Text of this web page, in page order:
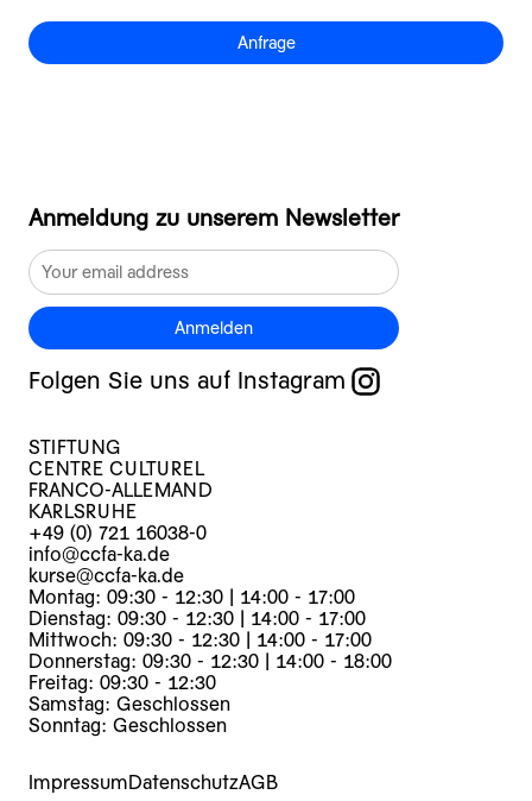
Anfrage
Anmeldung zu unserem Newsletter
Anmelden
Folgen Sie uns auf Instagram
STIFTUNG
CENTRE CULTUREL
FRANCO-ALLEMAND
KARLSRUHE
+49 (0) 721 16038-0
info@ccfa-ka.de
kurse@ccfa-ka.de
Montag: 09:30 - 12:30 | 14:00 - 17:00
Dienstag: 09:30 - 12:30 | 14:00 - 17:00
Mittwoch: 09:30 - 12:30 | 14:00 - 17:00
Donnerstag: 09:30 - 12:30 | 14:00 - 18:00
Freitag: 09:30 - 12:30
Samstag: Geschlossen
Sonntag: Geschlossen
ImpressumDatenschutzAGB